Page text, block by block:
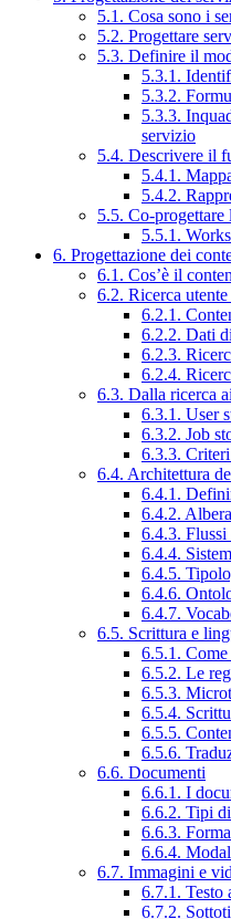
5.1. Cosa sono i
5.2. Progettare
5.3. Definire il
5.3.1.
5.3.2.
5.3.3.
servizio
5.4. Descrivere il
5.4.1.
5.4.2.
5.5. Co-progettare
5.5.1.
6. Progettazione dei
6.1. Cos’è il
6.2. Ricerca
6.2.1.
6.2.2. Dati
6.2.3.
6.2.4.
6.3. Dalla ricerca
6.3.1. User
6.3.2. Job
6.3.3.
6.4. Architettura
6.4.1.
6.4.2.
6.4.3.
6.4.4.
6.4.5.
6.4.6.
6.4.7.
6.5. Scrittura e
6.5.1.
6.5.2. Le
6.5.3.
6.5.4.
6.5.5.
6.5.6.
6.6. Documenti
6.6.1. I
6.6.2. Tipi
6.6.3.
6.6.4.
6.7. Immagini e
6.7.1. Testo
6.7.2.